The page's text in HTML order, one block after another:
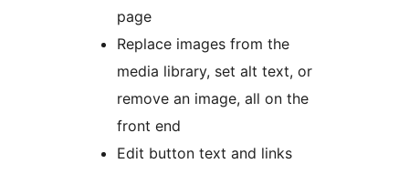
page
Replace images from the
media library, set alt text, or
remove an image, all on the
front end
Edit button text and links